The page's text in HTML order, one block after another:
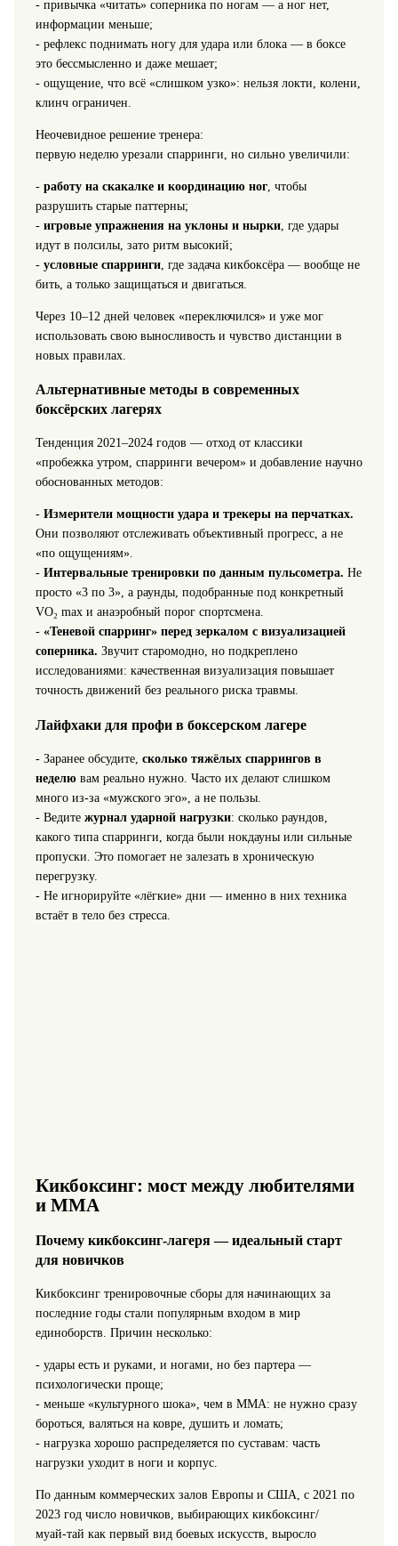
- привычка «читать» соперника по ногам — а ног нет,
информации меньше;
- рефлекс поднимать ногу для удара или блока — в боксе
это бессмысленно и даже мешает;
- ощущение, что всё «слишком узко»: нельзя локти, колени,
клинч ограничен.
Неочевидное решение тренера:
первую неделю урезали спарринги, но сильно увеличили:
- работу на скакалке и координацию ног, чтобы
разрушить старые паттерны;
- игровые упражнения на уклоны и нырки, где удары
идут в полсилы, зато ритм высокий;
- условные спарринги, где задача кикбоксёра — вообще не
бить, а только защищаться и двигаться.
Через 10–12 дней человек «переключился» и уже мог
использовать свою выносливость и чувство дистанции в
новых правилах.
Альтернативные методы в современных
боксёрских лагерях
Тенденция 2021–2024 годов — отход от классики
«пробежка утром, спарринги вечером» и добавление научно
обоснованных методов:
- Измерители мощности удара и трекеры на перчатках.
Они позволяют отслеживать объективный прогресс, а не
«по ощущениям».
- Интервальные тренировки по данным пульсометра. Не
просто «3 по 3», а раунды, подобранные под конкретный
VO₂ max и анаэробный порог спортсмена.
- «Теневой спарринг» перед зеркалом с визуализацией
соперника. Звучит старомодно, но подкреплено
исследованиями: качественная визуализация повышает
точность движений без реального риска травмы.
Лайфхаки для профи в боксерском лагере
- Заранее обсудите, сколько тяжёлых спаррингов в
неделювам реально нужно. Часто их делают слишком
много из-за «мужского эго», а не пользы.
- Ведите журнал ударной нагрузки: сколько раундов,
какого типа спарринги, когда были нокдауны или сильные
пропуски. Это помогает не залезать в хроническую
перегрузку.
- Не игнорируйте «лёгкие» дни — именно в них техника
встаёт в тело без стресса.
Кикбоксинг: мост между любителями
и ММА
Почему кикбоксинг‑лагеря — идеальный старт
для новичков
Кикбоксинг тренировочные сборы для начинающих за
последние годы стали популярным входом в мир
единоборств. Причин несколько:
- удары есть и руками, и ногами, но без партера —
психологически проще;
- меньше «культурного шока», чем в ММА: не нужно сразу
бороться, валяться на ковре, душить и ломать;
- нагрузка хорошо распределяется по суставам: часть
нагрузки уходит в ноги и корпус.
По данным коммерческих залов Европы и США, с 2021 по
2023 год число новичков, выбирающих кикбоксинг/
муай‑тай как первый вид боевых искусств, выросло